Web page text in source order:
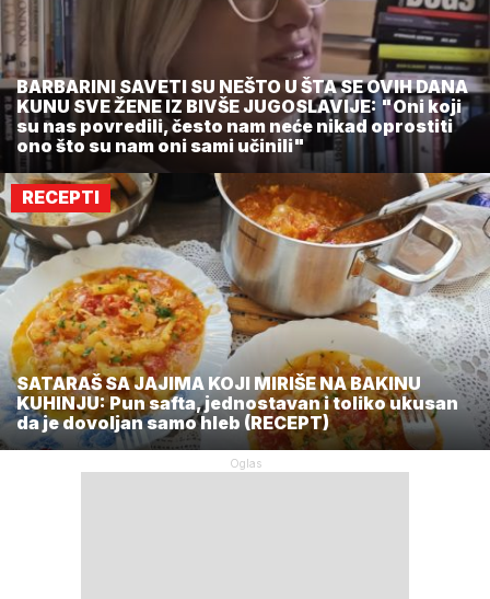
BARBARINI SAVETI SU NEŠTO U ŠTA SE OVIH DANA
KUNU SVE ŽENE IZ BIVŠE JUGOSLAVIJE: "Oni koji
su nas povredili, često nam neće nikad oprostiti
ono što su nam oni sami učinili"
RECEPTI
SATARAŠ SA JAJIMA KOJI MIRIŠE NA BAKINU
KUHINJU: Pun safta, jednostavan i toliko ukusan
da je dovoljan samo hleb (RECEPT)